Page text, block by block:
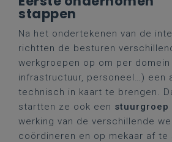
stappen
Na het ondertekenen van de
richtten de besturen
werkgroepen op om per domein
infrastructuur, personeel…) een
technisch in kaart te brengen.
startten ze ook een stuurgroep
werking van de verschillende
coördineren en op mekaar af te